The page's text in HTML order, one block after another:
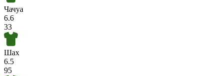
Чачуа
6.6
33
Шах
6.5
95